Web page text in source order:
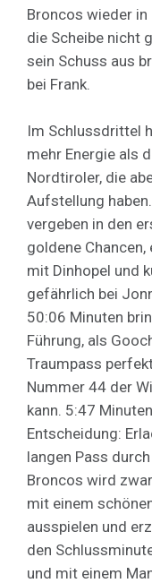
Broncos wieder in
die Scheibe nicht
sein Schuss aus
bei Frank.
Im Schlussdrittel
mehr Energie als
Nordtiroler, die
Aufstellung
vergeben in den
goldene
mit Dinhopel und
gefährlich bei
50:06 Minuten
Führung, als
Traumpass
Nummer 44 der
kann. 5:47
Entscheidung:
langen Pass
Broncos wird
mit einem
ausspielen und
den
und mit einem